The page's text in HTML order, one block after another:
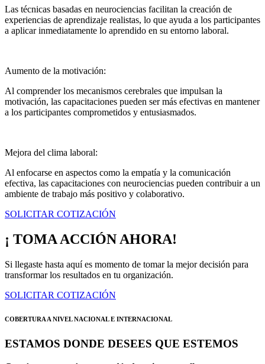
Las técnicas basadas en neurociencias facilitan la creación de
experiencias de aprendizaje realistas, lo que ayuda a los participantes
a aplicar inmediatamente lo aprendido en su entorno laboral.
Aumento de la motivación:
Al comprender los mecanismos cerebrales que impulsan la
motivación, las capacitaciones pueden ser más efectivas en mantener
a los participantes comprometidos y entusiasmados.
Mejora del clima laboral:
Al enfocarse en aspectos como la empatía y la comunicación
efectiva, las capacitaciones con neurociencias pueden contribuir a un
ambiente de trabajo más positivo y colaborativo.
SOLICITAR COTIZACIÓN
¡ TOMA ACCIÓN AHORA!
Si llegaste hasta aquí es momento de tomar la mejor decisión para
transformar los resultados en tu organización.
SOLICITAR COTIZACIÓN
COBERTURA A NIVEL NACIONAL E INTERNACIONAL
ESTAMOS DONDE DESEES QUE ESTEMOS